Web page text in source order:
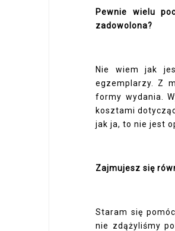
Pewnie wielu
zadowolona?
Nie wiem jak
egzemplarzy. Z
formy wydania.
kosztami
jak ja, to nie jest
Zajmujesz się
Staram się
nie zdążyliśmy